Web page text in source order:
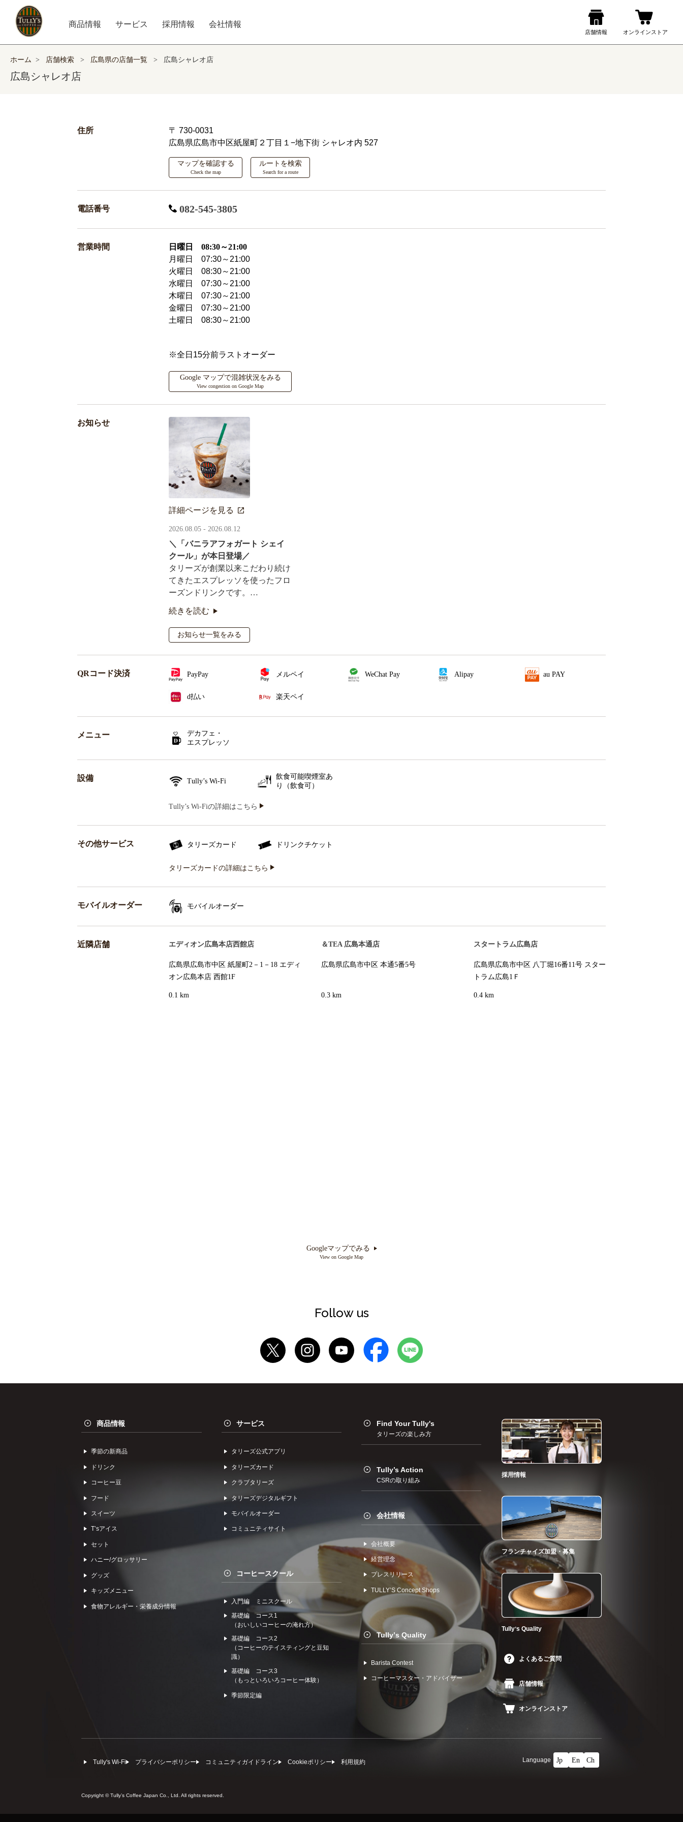
商品情報 サービス 採用情報 会社情報
ホーム > 店舗検索 > 広島県の店舗一覧 > 広島シャレオ店
広島シャレオ店
住所
〒 730-0031
広島県広島市中区紙屋町２丁目１−地下街 シャレオ内 527
マップを確認する
Check the map
ルートを検索
Search for a route
電話番号 082-545-3805
営業時間
日曜日 08:30～21:00
月曜日 07:30～21:00
火曜日 08:30～21:00
水曜日 07:30～21:00
木曜日 07:30～21:00
金曜日 07:30～21:00
土曜日 08:30～21:00
※全日15分前ラストオーダー
Google マップで混雑状況をみる
View congestion on Google Map
お知らせ
詳細ページを見る
2026.08.05 - 2026.08.12
＼「バニラアフォガート シェイ
クール」が本日登場／
タリーズが創業以来こだわり続け
てきたエスプレッソを使ったフロ
ーズンドリンクです。
オリジナルシールがその場で当た
るキャンペーンも実施！
続きを読む
お知らせ一覧をみる
QRコード決済 PayPay メルペイ WeChat Pay Alipay au PAY
d払い 楽天ペイ
メニュー
デカフェ・
エスプレッソ
設備 Tully’s Wi-Fi
飲食可能喫煙室あ
り（飲食可）
Tully’s Wi-Fiの詳細はこちら
その他サービス タリーズカード ドリンクチケット
タリーズカードの詳細はこちら
モバイルオーダー モバイルオーダー
近隣店舗 エディオン広島本店西館店
広島県広島市中区 紙屋町2－1－18 エディ
オン広島本店 西館1F
0.1 km
＆TEA 広島本通店
広島県広島市中区 本通5番5号
0.3 km
スタートラム広島店
広島県広島市中区 八丁堀16番11号 スター
トラム広島1Ｆ
0.4 km
Googleマップでみる
View on Google Map
Follow us
商品情報
季節の新商品
ドリンク
コーヒー⾖
フード
スイーツ
Tʼsアイス
セット
ハニー/グロッサリー
グッズ
キッズメニュー
食物アレルギー・栄養成分情報
サービス
タリーズ公式アプリ
タリーズカード
クラブタリーズ
タリーズデジタルギフト
モバイルオーダー
コミュニティサイト
コーヒースクール
入門編 ミニスクール
基礎編 コース1
（おいしいコーヒーの淹れ方）
基礎編 コース2
（コーヒーのテイスティングと豆知
識）
基礎編 コース3
（もっといろいろコーヒー体験）
季節限定編
Find Your Tully's
タリーズの楽しみ方
Tully’s Action
CSRの取り組み
会社情報
会社概要
経営理念
プレスリリース
TULLYʼS Concept Shops
Tullyʼs Quality
Barista Contest
コーヒーマスター・アドバイザー
採用情報
フランチャイズ加盟・募集
Tullyʼs Quality
よくあるご質問
店舗情報
オンラインストア
Tully's Wi-Fi プライバシーポリシー コミュニティガイドライン Cookieポリシー 利⽤規約 Language
Copyright © Tullyʼs Coffee Japan Co., Ltd. All rights reserved.